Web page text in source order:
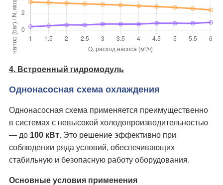
4. Встроенный гидромодуль
Однонасосная схема охлаждения
Однонасосная схема применяется преимущественно
в системах с невысокой холодопроизводительностью
— до 100 кВт. Это решение эффективно при
соблюдении ряда условий, обеспечивающих
стабильную и безопасную работу оборудования.
Основные условия применения